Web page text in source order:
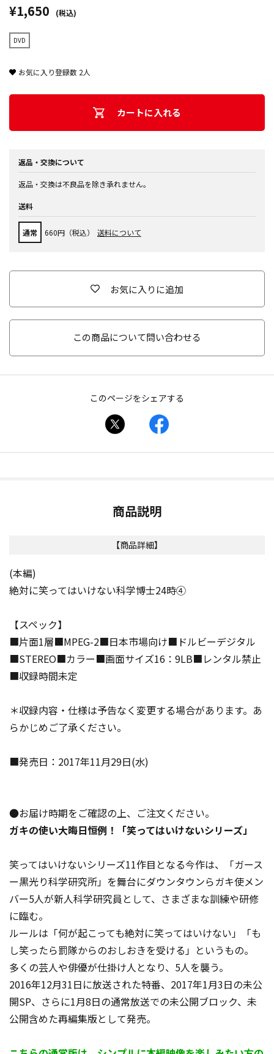
¥1,650 (税込)
DVD
お気に入り登録数 2人
カートに入れる
返品・交換について
返品・交換は不良品を除き承れません。
送料
通常 660円（税込） 送料について
お気に入りに追加
この商品について問い合わせる
このページをシェアする
商品説明
【商品詳細】
(本編)
絶対に笑ってはいけない科学博士24時④
【スペック】
■片面1層■MPEG-2■日本市場向け■ドルビーデジタル
■STEREO■カラー■画面サイズ16：9LB■レンタル禁止
■収録時間未定
＊収録内容・仕様は予告なく変更する場合があります。あ
らかじめご了承ください。
■発売日：2017年11月29日(水)
●お届け時期をご確認の上、ご注文ください。
ガキの使い大晦日恒例！「笑ってはいけないシリーズ」
笑ってはいけないシリーズ11作目となる今作は、「ガース
ー黒光り科学研究所」を舞台にダウンタウンらガキ使メン
バー5人が新人科学研究員として、さまざまな訓練や研修
に臨む。
ルールは「何が起こっても絶対に笑ってはいけない」「も
し笑ったら罰隊からのおしおきを受ける」というもの。
多くの芸人や俳優が仕掛け人となり、5人を襲う。
2016年12月31日に放送された特番、2017年1月3日の未公
開SP、さらに1月8日の通常放送での未公開ブロック、未
公開含めた再編集版として発売。